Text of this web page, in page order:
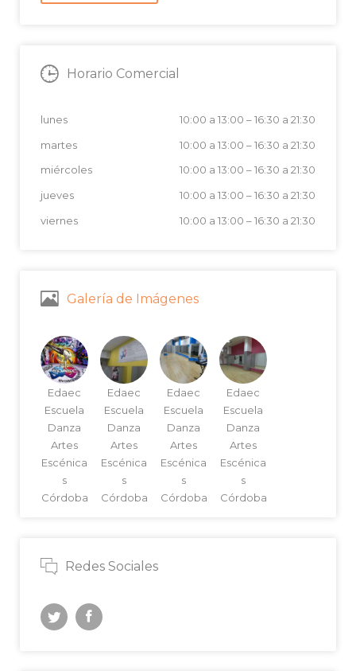
Horario Comercial
lunes 10:00 a 13:00 –16:30 a 21:30
martes
10:00 a 13:00 –16:30 a 21:30
miércoles
10:00 a 13:00 –16:30 a 21:30
jueves
10:00 a 13:00 –16:30 a 21:30
viernes
10:00 a 13:00 –16:30 a 21:30
Galería de Imágenes
Edaec
Escuela
Danza
Artes
Escénica
s
Córdoba
Edaec
Escuela
Danza
Artes
Escénica
s
Córdoba
Edaec
Escuela
Danza
Artes
Escénica
s
Córdoba
Edaec
Escuela
Danza
Artes
Escénica
s
Córdoba
Redes Sociales